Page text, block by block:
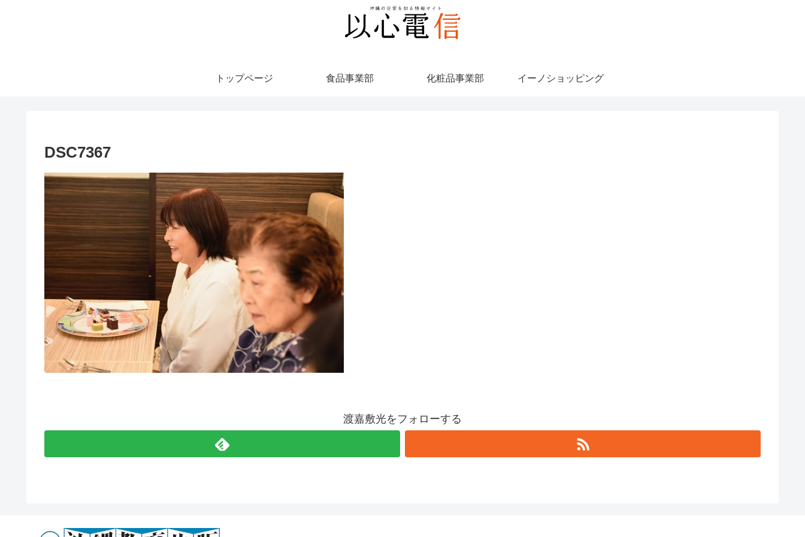
トップページ 食品事業部 化粧品事業部 イーノショッピング
DSC7367
渡嘉敷光をフォローする